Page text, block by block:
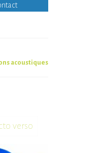
acoustiques
verso